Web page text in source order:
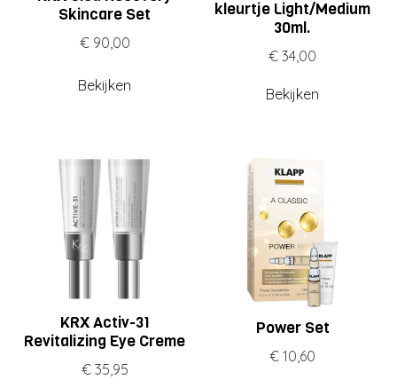
Skincare Set
€ 90,00
Bekijken
kleurtje Light/Medium
30ml.
€ 34,00
Bekijken
KRX Activ-31
Revitalizing Eye Creme
€ 35,95
Power Set
€ 10,60